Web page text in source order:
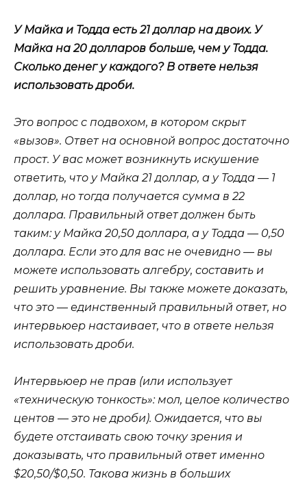
У Майка и Тодда есть 21 доллар на двоих. У
Майка на 20 долларов больше, чем у Тодда.
Сколько денег у каждого? В ответе нельзя
использовать дроби.
Это вопрос с подвохом, в котором скрыт
«вызов». Ответ на основной вопрос достаточно
прост. У вас может возникнуть искушение
ответить, что у Майка 21 доллар, а у Тодда — 1
доллар, но тогда получается сумма в 22
доллара. Правильный ответ должен быть
таким: у Майка 20,50 доллара, а у Тодда — 0,50
доллара. Если это для вас не очевидно — вы
можете использовать алгебру, составить и
решить уравнение. Вы также можете доказать,
что это — единственный правильный ответ, но
интервьюер настаивает, что в ответе нельзя
использовать дроби.
Интервьюер не прав (или использует
«техническую тонкость»: мол, целое количество
центов — это не дроби). Ожидается, что вы
будете отстаивать свою точку зрения и
доказывать, что правильный ответ именно
$20,50/$0,50. Такова жизнь в больших